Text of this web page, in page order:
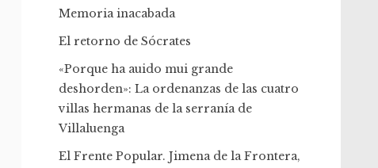
Memoria inacabada
El retorno de Sócrates
«Porque ha auido mui grande
deshorden»: La ordenanzas de las cuatro
villas hermanas de la serranía de
Villaluenga
El Frente Popular. Jimena de la Frontera,